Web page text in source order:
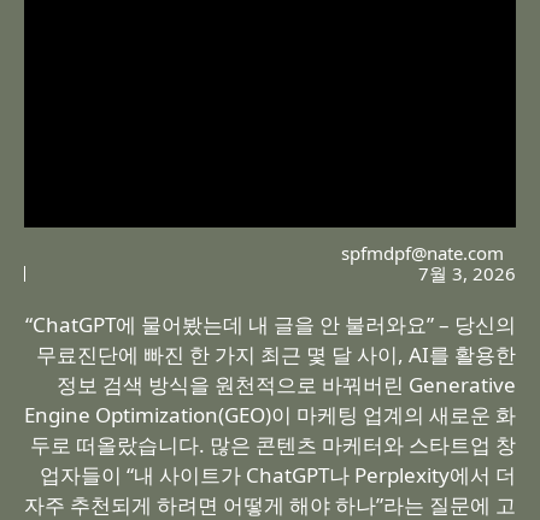
spfmdpf@nate.com
7월 3, 2026
“ChatGPT에 물어봤는데 내 글을 안 불러와요” – 당신의
무료진단에 빠진 한 가지 최근 몇 달 사이, AI를 활용한
정보 검색 방식을 원천적으로 바꿔버린 Generative
Engine Optimization(GEO)이 마케팅 업계의 새로운 화
두로 떠올랐습니다. 많은 콘텐츠 마케터와 스타트업 창
업자들이 “내 사이트가 ChatGPT나 Perplexity에서 더
자주 추천되게 하려면 어떻게 해야 하나”라는 질문에 고